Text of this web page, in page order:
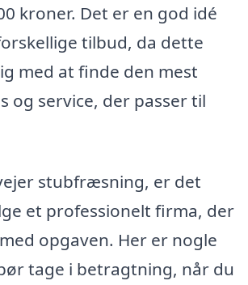
kroner. Det er en god idé
tilbud, da dette
med at finde den mest
og service, der passer til
stubfræsning, er det
et professionelt firma, der
opgaven. Her er nogle
tage i betragtning, når du